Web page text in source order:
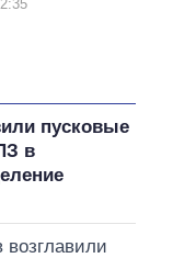
пусковые
в
возглавили